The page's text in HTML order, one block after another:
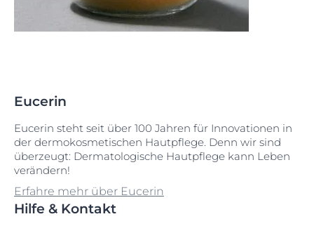
Eucerin
Eucerin steht seit über 100 Jahren für Innovationen in
der dermokosmetischen Hautpflege. Denn wir sind
überzeugt: Dermatologische Hautpflege kann Leben
verändern!
Erfahre mehr über Eucerin
Hilfe & Kontakt